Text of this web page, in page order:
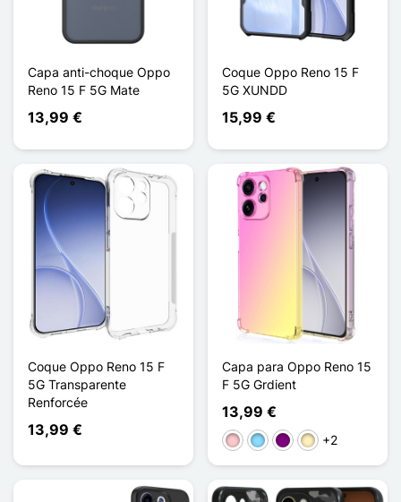
Capa anti-choque Oppo
Reno 15 F 5G Mate
13,99 €
Coque Oppo Reno 15 F
5G XUNDD
15,99 €
Coque Oppo Reno 15 F
5G Transparente
Renforcée
13,99 €
Capa para Oppo Reno 15
F 5G Grdient
13,99 €
RosaAzul Claro
Púrpura
Ouro+2